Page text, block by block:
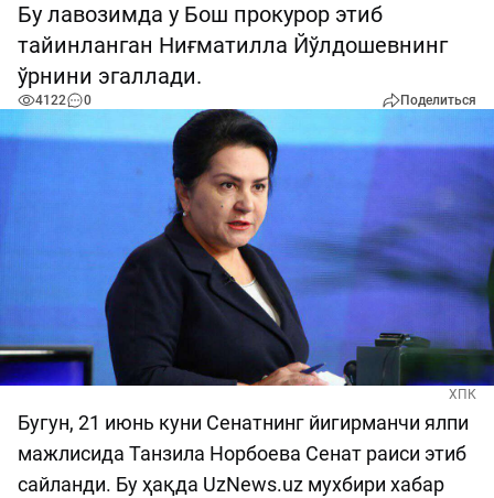
Бу лавозимда у Бош прокурор этиб
тайинланган Ниғматилла Йўлдошевнинг
ўрнини эгаллади.
4122 0 Поделиться
ХПК
Бугун, 21 июнь куни Сенатнинг йигирманчи ялпи
мажлисида Танзила Норбоева Сенат раиси этиб
сайланди. Бу ҳақда UzNews.uz мухбири хабар